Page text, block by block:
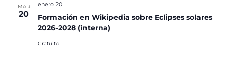
MAR
20
Formación en Wikipedia sobre Eclipses solares
2026-2028 (interna)
enero 20
Gratuito